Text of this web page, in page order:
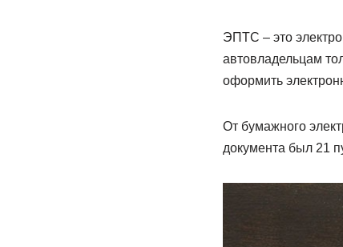
ЭПТС – это
автовладельцам
оформить
От бумажного
документа был 21